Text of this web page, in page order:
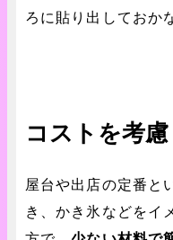
ろに貼り出しておか
コストを考
屋台や出店の定番と
き、かき氷などをイ